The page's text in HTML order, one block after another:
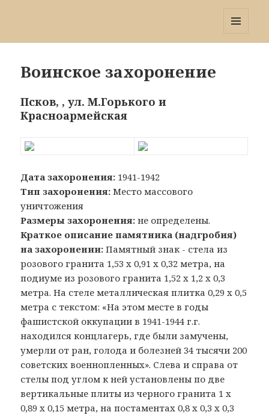
Воинское захоронение
Псков, , ул. М.Горького и
Красноармейская
Дата захоронения: 1941-1942
Тип захоронения: Место массового
уничтожения
Размеры захоронения: не определены.
Краткое описание памятника (надгробия)
на захоронении: Памятный знак - стела из
розового гранита 1,53 х 0,91 х 0,32 метра, на
подиуме из розового гранита 1,52 х 1,2 х 0,3
метра. На стеле металлическая плитка 0,29 х 0,5
метра с текстом: «На этом месте в годы
фашистской оккупации в 1941-1944 г.г.
находился концлагерь, где были замучены,
умерли от ран, голода и болезней 34 тысячи 200
советских военнопленных». Слева и справа от
стелы под углом к ней установлены по две
вертикальные плиты из черного гранита 1 х
0,89 х 0,15 метра, на постаментах 0,8 х 0,3 х 0,3